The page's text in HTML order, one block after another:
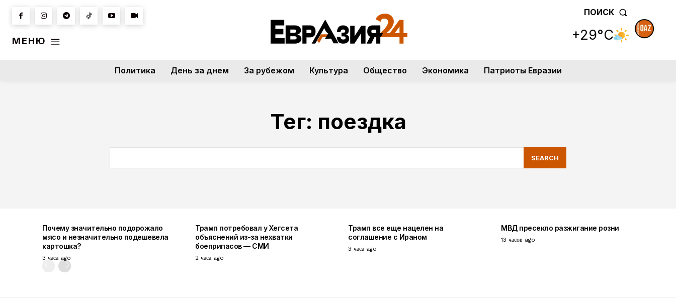
МЕНЮ
ПОИСК
+29°C
Политика День за днем За рубежом Культура Общество Экономика Патриоты Евразии
Тег: поездка
SEARCH
Почему значительно подорожало
мясо и незначительно подешевела
картошка?
3 часа ago
Трамп потребовал у Хегсета
объяснений из-за нехватки
боеприпасов — СМИ
2 часа ago
Трамп все еще нацелен на
соглашение с Ираном
3 часа ago
МВД пресекло разжигание розни
13 часов ago